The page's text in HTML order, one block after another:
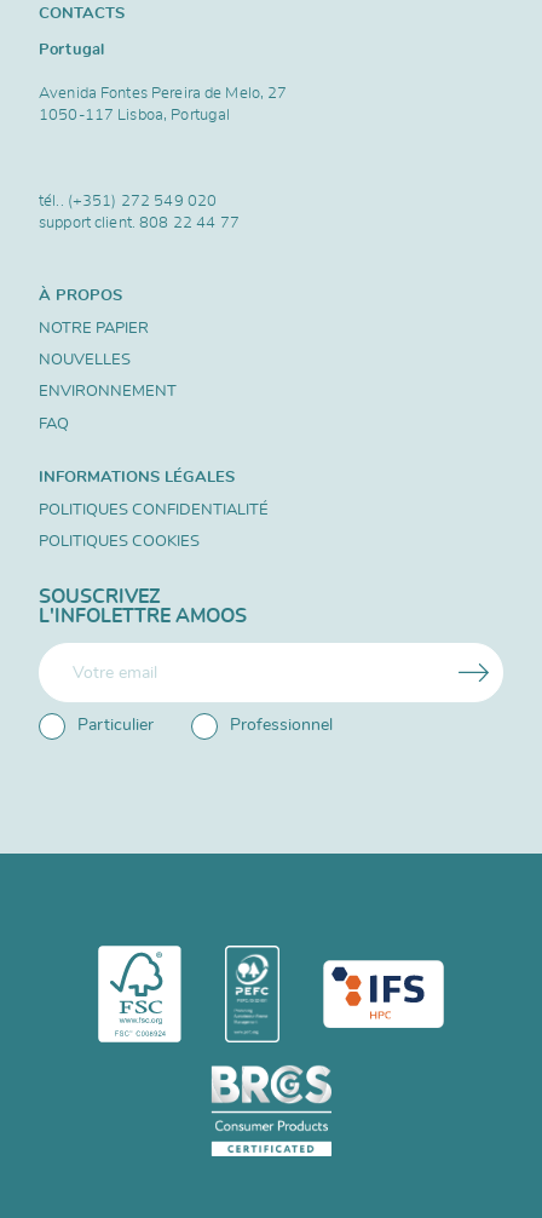
CONTACTS
Portugal
Avenida Fontes Pereira de Melo, 27
1050-117 Lisboa, Portugal
tél.. (+351) 272 549 020
support client.808 22 44 77
À PROPOS
NOTRE PAPIER
NOUVELLES
ENVIRONNEMENT
FAQ
INFORMATIONS LÉGALES
POLITIQUES CONFIDENTIALITÉ
POLITIQUES COOKIES
SOUSCRIVEZ
L'INFOLETTRE AMOOS
Particulier Professionnel